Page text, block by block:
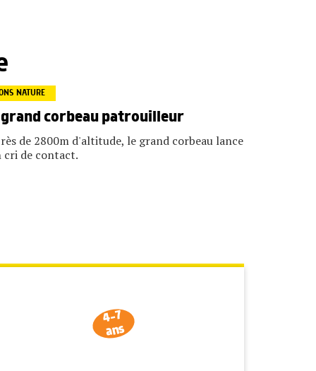
NATURE
grand corbeau patrouilleur
de 2800m d'altitude, le grand corbeau lance
cri de contact.
4-7
ans